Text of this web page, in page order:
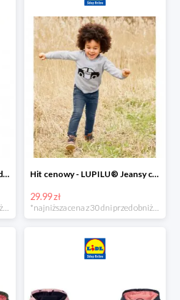
Hit cenowy - LUPILU® Jeansy dziewczęce slim fit Hit cenowy - LUPILU® Jeansy chłopięce slim fit
29.99 zł